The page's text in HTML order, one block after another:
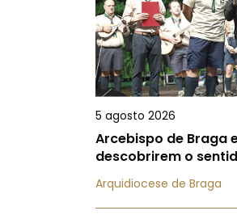
5 agosto 2026
Arcebispo de Braga
descobrirem o
Arquidiocese de Braga